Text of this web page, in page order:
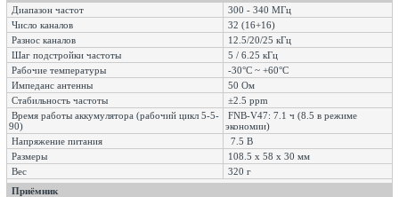
Диапазон частот
300 - 340 МГц
Число каналов
32 (16+16)
Разнос каналов
12.5/20/25 кГц
Шаг подстройки частоты
5 / 6.25 кГц
Рабочие температуры
-30°С ~ +60°С
Импеданс антенны
50 Ом
Стабильность частоты
±2.5 ppm
Время работы аккумулятора (рабочий цикл 5-5-
90)
FNB-V47: 7.1 ч (8.5 в режиме
экономии)
Напряжение питания
7.5 В
Размеры
108.5 x 58 x 30 мм
Вес
320 г
Приёмник